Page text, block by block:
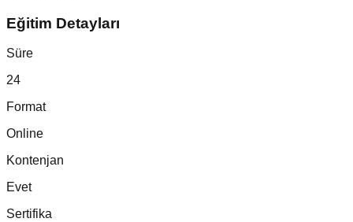
Eğitim Detayları
Süre
24
Format
Online
Kontenjan
Evet
Sertifika